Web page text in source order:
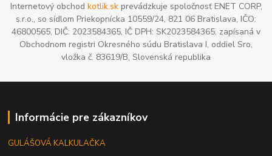
Internetový obchod kotlik.skprevádzkuje spoločnosť ENET CORP,
s.r.o., so sídlom Priekopnícka 10559/24, 821 06 Bratislava, IČO:
46800565, DIČ: 2023584365, IČ DPH: SK2023584365, zapísaná v
Obchodnom registri Okresného súdu Bratislava I, oddiel Sro,
vložka č. 83619/B, Slovenská republika
Informácie pre zákazníkov
GULÁŠOVÁ KALKULAČKA